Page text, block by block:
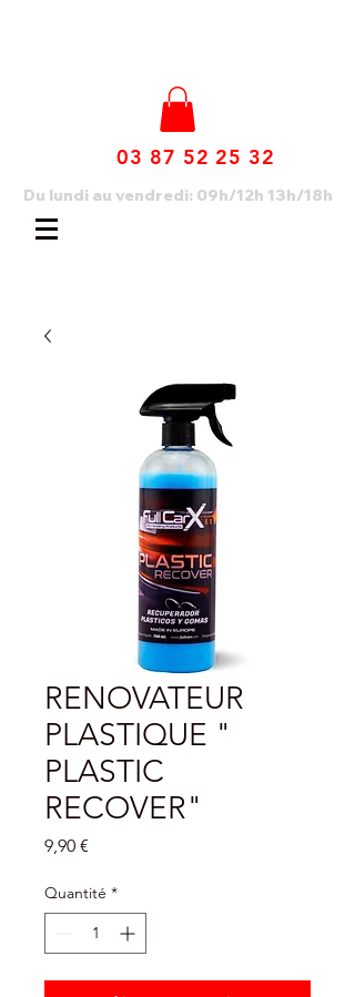
03 87 52 25 32
Du lundi au vendredi: 09h/12h 13h/18h
RENOVATEUR
PLASTIQUE "
PLASTIC
RECOVER"
9,90 €
Quantité *